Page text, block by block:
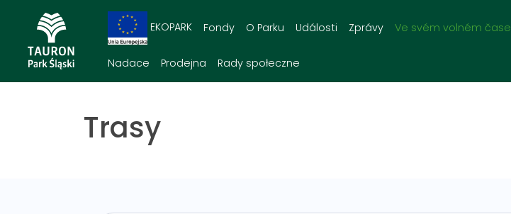
EKOPARK Fondy O Parku Události Zprávy Ve svém volném čase
Nadace Prodejna Rady społeczne
Trasy